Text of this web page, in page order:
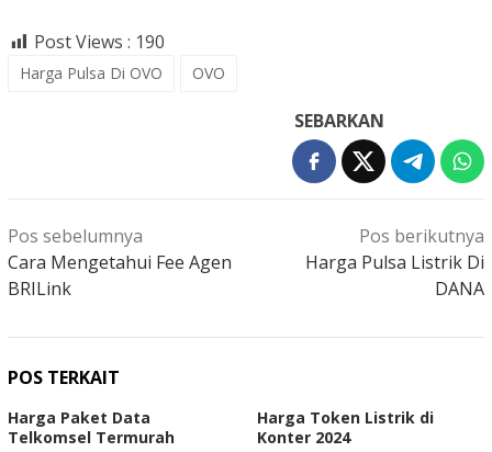
Post Views : 190
Harga Pulsa Di OVO OVO
SEBARKAN
Navigasi
pos
Pos sebelumnya
Cara Mengetahui Fee Agen
BRILink
Pos berikutnya
Harga Pulsa Listrik Di
DANA
POS TERKAIT
Harga Paket Data
Telkomsel Termurah
Harga Token Listrik di
Konter 2024